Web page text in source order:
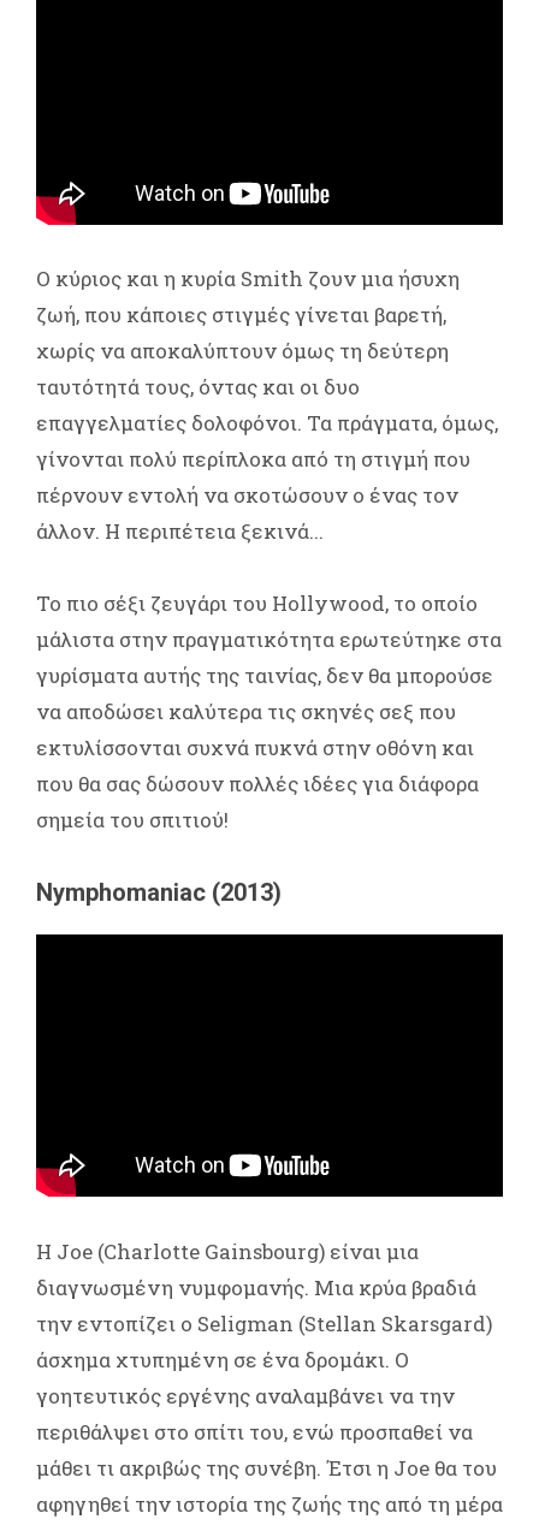
Ο κύριος και η κυρία Smith ζουν μια ήσυχη
ζωή, που κάποιες στιγμές γίνεται βαρετή,
χωρίς να αποκαλύπτουν όμως τη δεύτερη
ταυτότητά τους, όντας και οι δυο
επαγγελματίες δολοφόνοι. Τα πράγματα, όμως,
γίνονται πολύ περίπλοκα από τη στιγμή που
πέρνουν εντολή να σκοτώσουν ο ένας τον
άλλον. Η περιπέτεια ξεκινά...
Το πιο σέξι ζευγάρι του Hollywood, το οποίο
μάλιστα στην πραγματικότητα ερωτεύτηκε στα
γυρίσματα αυτής της ταινίας, δεν θα μπορούσε
να αποδώσει καλύτερα τις σκηνές σεξ που
εκτυλίσσονται συχνά πυκνά στην οθόνη και
που θα σας δώσουν πολλές ιδέες για διάφορα
σημεία του σπιτιού!
Nymphomaniac (2013)
Η Joe (Charlotte Gainsbourg) είναι μια
διαγνωσμένη νυμφομανής. Μια κρύα βραδιά
την εντοπίζει ο Seligman (Stellan Skarsgard)
άσχημα χτυπημένη σε ένα δρομάκι. Ο
γοητευτικός εργένης αναλαμβάνει να την
περιθάλψει στο σπίτι του, ενώ προσπαθεί να
μάθει τι ακριβώς της συνέβη. Έτσι η Joe θα του
αφηγηθεί την ιστορία της ζωής της από τη μέρα